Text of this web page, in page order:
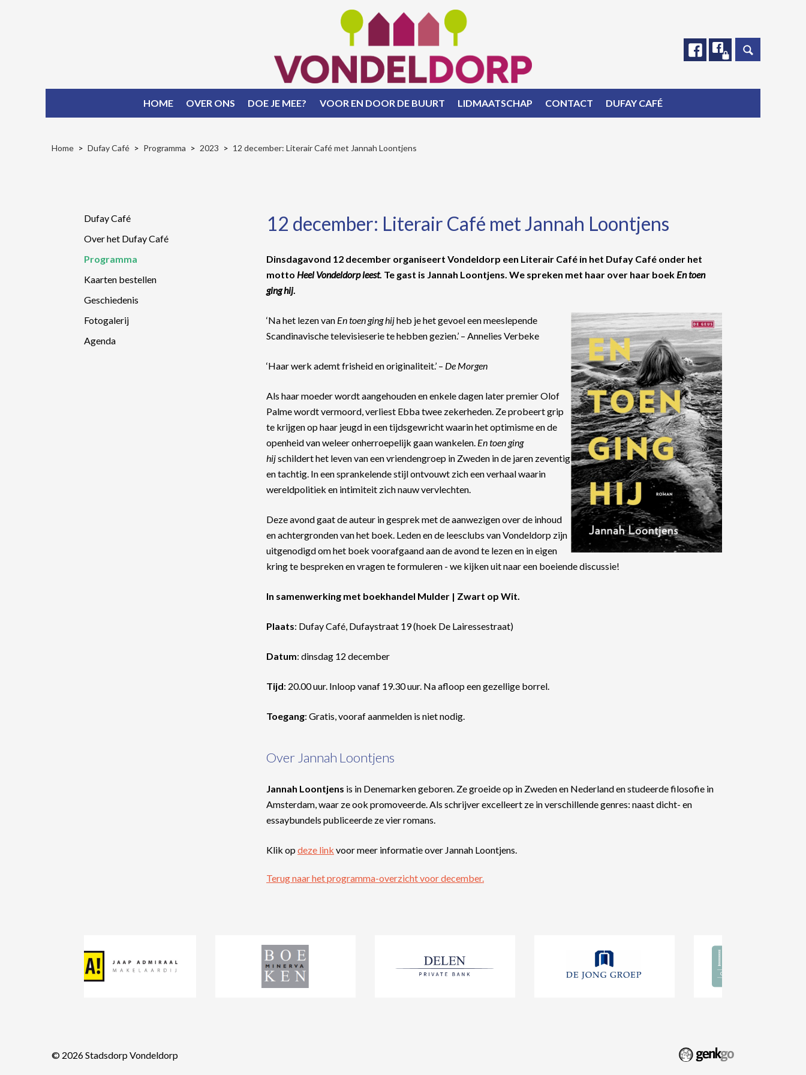
FacebookFacebook
HOME OVER ONS DOE JE MEE? VOOR EN DOOR DE BUURT LIDMAATSCHAP CONTACT DUFAY CAFÉ
Home Dufay Café Programma 2023 12 december: Literair Café met Jannah Loontjens
Dufay Café
Over het Dufay Café
Programma
Kaarten bestellen
Geschiedenis
Fotogalerij
Agenda
12 december: Literair Café met Jannah Loontjens
Dinsdagavond 12 december organiseert Vondeldorp een Literair Café in het Dufay Café onder het
motto Heel Vondeldorp leest. Te gast is Jannah Loontjens. We spreken met haar over haar boek En toen
ging hij.
‘Na het lezen van En toen ging hijheb je het gevoel een meeslepende
Scandinavische televisieserie te hebben gezien.’ – Annelies Verbeke
‘Haar werk ademt frisheid en originaliteit.’ – De Morgen
Als haar moeder wordt aangehouden en enkele dagen later premier Olof
Palme wordt vermoord, verliest Ebba twee zekerheden. Ze probeert grip
te krijgen op haar jeugd in een tijdsgewricht waarin het optimisme en de
openheid van weleer onherroepelijk gaan wankelen. En toen ging
hijschildert het leven van een vriendengroep in Zweden in de jaren zeventig
en tachtig. In een sprankelende stijl ontvouwt zich een verhaal waarin
wereldpolitiek en intimiteit zich nauw vervlechten.
Deze avond gaat de auteur in gesprek met de aanwezigen over de inhoud
en achtergronden van het boek. Leden en de leesclubs van Vondeldorp zijn
uitgenodigd om het boek voorafgaand aan de avond te lezen en in eigen
kring te bespreken en vragen te formuleren - we kijken uit naar een boeiende discussie!
In samenwerking met boekhandel Mulder | Zwart op Wit.
Plaats: Dufay Café, Dufaystraat 19 (hoek De Lairessestraat)
Datum: dinsdag 12 december
Tijd: 20.00 uur. Inloop vanaf 19.30 uur. Na afloop een gezellige borrel.
Toegang: Gratis, vooraf aanmelden is niet nodig.
Over Jannah Loontjens
Jannah Loontjens is in Denemarken geboren. Ze groeide op in Zweden en Nederland en studeerde filosofie in
Amsterdam, waar ze ook promoveerde. Als schrijver excelleert ze in verschillende genres: naast dicht- en
essaybundels publiceerde ze vier romans.
Klik op deze link voor meer informatie over Jannah Loontjens.
Terug naar het programma-overzicht voor december.
© 2026Stadsdorp Vondeldorp